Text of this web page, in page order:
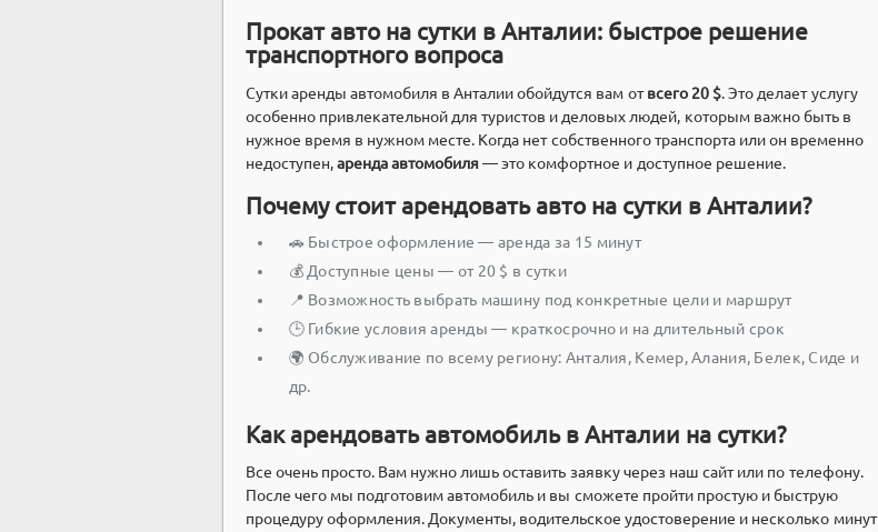
Прокат авто на сутки в Анталии: быстрое решение
транспортного вопроса
Сутки аренды автомобиля в Анталии обойдутся вам отвсего 20 $. Это делает услугу
особенно привлекательной для туристов и деловых людей, которым важно быть в
нужное время в нужном месте. Когда нет собственного транспорта или он временно
недоступен,аренда автомобиля — это комфортное и доступное решение.
Почему стоит арендовать авто на сутки в Анталии?
🚗 Быстрое оформление — аренда за 15 минут
💰 Доступные цены — от 20 $ в сутки
📍 Возможность выбрать машину под конкретные цели и маршрут
🕒 Гибкие условия аренды — краткосрочно и на длительный срок
🌍 Обслуживание по всему региону: Анталия, Кемер, Алания, Белек, Сиде и
др.
Как арендовать автомобиль в Анталии на сутки?
Все очень просто. Вам нужно лишь оставить заявку через наш сайт или по телефону.
После чего мы подготовим автомобиль и вы сможете пройти простую и быструю
процедуру оформления. Документы, водительское удостоверение и несколько минут